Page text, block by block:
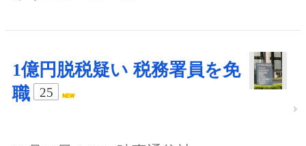
1億円脱税疑い 税務署員を免
職
25